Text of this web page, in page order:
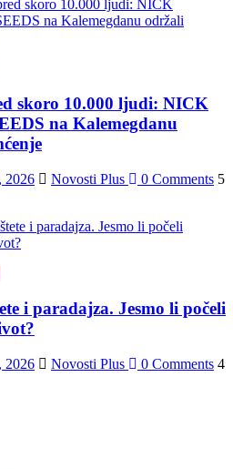
skoro 10.000 ljudi: NICK
na Kalemegdanu
2026 Novosti Plus 0 Comments 5
i paradajza. Jesmo li počeli
2026 Novosti Plus 0 Comments 4